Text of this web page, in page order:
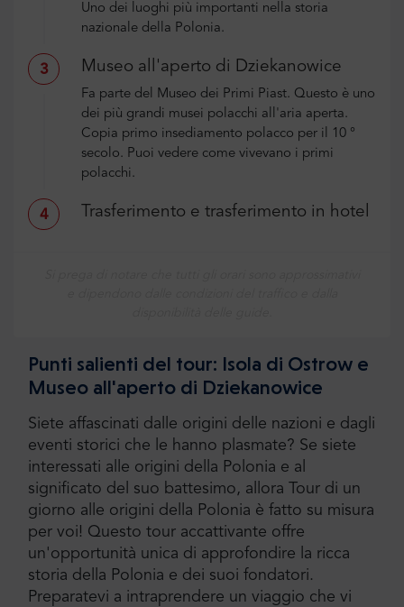
Uno dei luoghi più importanti nella storia
nazionale della Polonia.
3 Museo all'aperto di Dziekanowice
Fa parte del Museo dei Primi Piast. Questo è uno
dei più grandi musei polacchi all'aria aperta.
Copia primo insediamento polacco per il 10 °
secolo. Puoi vedere come vivevano i primi
polacchi.
4 Trasferimento e trasferimento in hotel
Punti salienti del tour: Isola di Ostrow e
Museo all'aperto di Dziekanowice
Siete affascinati dalle origini delle nazioni e dagli
eventi storici che le hanno plasmate? Se siete
interessati alle origini della Polonia e al
significato del suo battesimo, allora Tour di un
giorno alle origini della Polonia è fatto su misura
per voi! Questo tour accattivante offre
un'opportunità unica di approfondire la ricca
storia della Polonia e dei suoi fondatori.
Preparatevi a intraprendere un viaggio che vi